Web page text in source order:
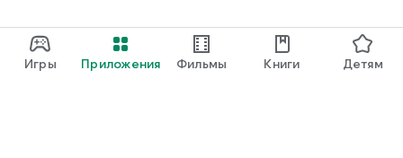
Игры Приложения Фильмы Книги Детям